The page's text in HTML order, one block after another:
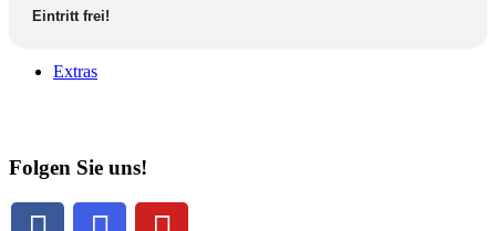
Extras
Eintritt frei!
Folgen Sie uns!